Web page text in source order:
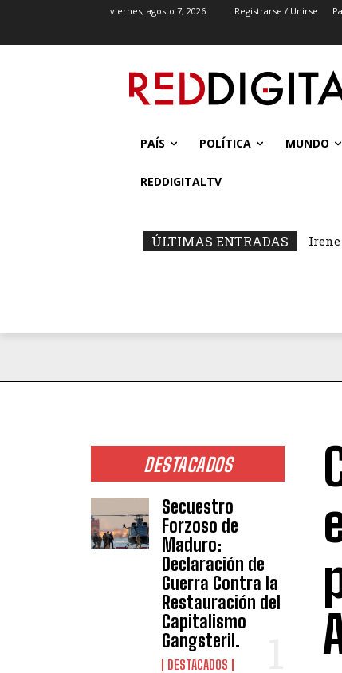
viernes, agosto 7, 2026 Registrarse / Unirse
PAÍS POLÍTICA MUNDO
REDDIGITALTV
ÚLTIMAS ENTRADAS
DESTACADOS
Secuestro
Forzoso de
Maduro:
Declaración de
Guerra Contra la
Restauración del
Capitalismo
Gangsteril.
DESTACADOS